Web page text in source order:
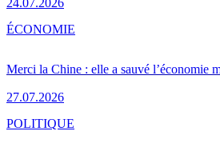
Merci la Chine : elle a sauvé l’économie
27.07.2026
ÉCONOMIE
POLITIQUE